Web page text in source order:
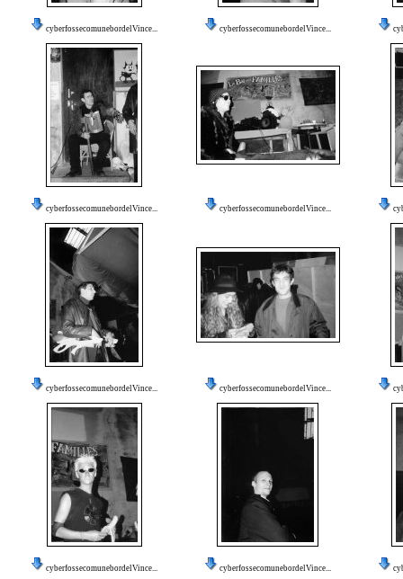
cyberfossecomunebordelVince... cyberfossecomunebordelVince...
cyberfossecomunebordelVince... cyberfossecomunebordelVince...
cyberfossecomunebordelVince... cyberfossecomunebordelVince...
cyberfossecomunebordelVince... cyberfossecomunebordelVince...